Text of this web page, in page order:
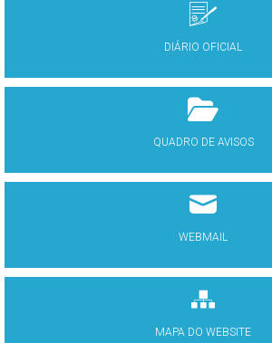
DIÁRIO OFICIAL
QUADRO DE AVISOS
WEBMAIL
MAPA DO WEBSITE